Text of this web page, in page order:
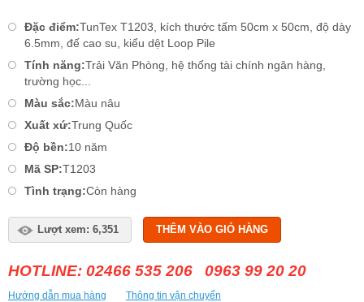
Đặc điểm:TunTex T1203, kích thước tấm 50cm x 50cm, độ dày
6.5mm, đế cao su, kiểu dệt Loop Pile
Tính năng:Trải Văn Phòng, hệ thống tài chính ngân hàng,
trường học...
Màu sắc:Màu nâu
Xuất xứ:Trung Quốc
Độ bền:10 năm
Mã SP:T1203
Tình trạng:Còn hàng
Lượt xem: 6,351 THÊM VÀO GIỎ HÀNG
HOTLINE: 02466 535 206 0963 99 20 20
Hướng dẫn mua hàng Thông tin vận chuyển